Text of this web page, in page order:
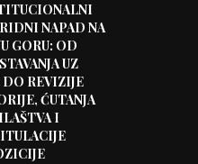
NAPAD NA
GORU: OD
UZ
DO REVIZIJE
ĆUTANJA
I